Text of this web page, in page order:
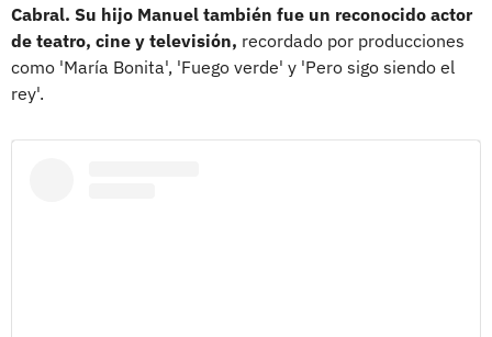
Cabral. Su hijo Manuel también fue un reconocido actor
de teatro, cine y televisión, recordado por producciones
como 'María Bonita', 'Fuego verde' y 'Pero sigo siendo el
rey'.